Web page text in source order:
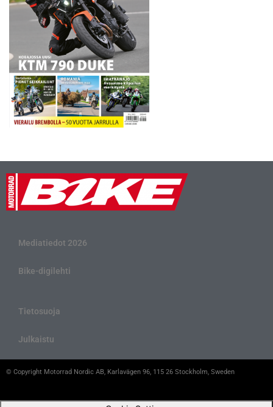
Mediatiedot 2026
Bike-digilehti
Tietosuoja
Julkaistu
© Copyright Motorrad Nordic AB, Karlavägen 96, 115 26 Stockholm, Sweden